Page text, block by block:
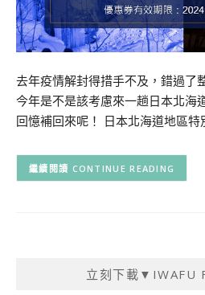
去年疫情解封得措手不及，錯過了
今年是不是該考慮來一趟日本北海
回憶補回來呢！ 日本北海道地區
CONTINUE READING
立刻下載▼IWAFU